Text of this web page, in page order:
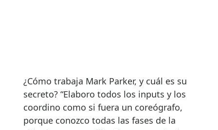
¿Cómo trabaja Mark Parker, y cuál es su
secreto? “Elaboro todos los inputs y los
coordino como si fuera un coreógrafo,
porque conozco todas las fases de la